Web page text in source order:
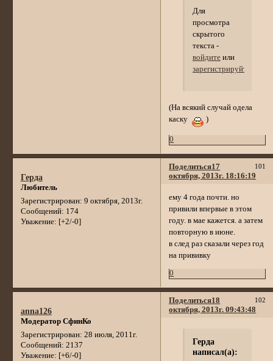
Для
просмотра
скрытого
текста -
войдитеили
зарегистрируйтесь
(На всякий случай одела
каску
)
0
Поделиться 101
17
октября, 2013г. 18:16:19
Герда
Любитель
Зарегистрирован: 9 октября, 2013г.
Сообщений: 174
Уважение: [+2/-0]
ему 4 года почти. но
привили впервые в этом
году. в мае кажется. а затем
повторную в июне.
в след раз сказали через год
на прививку
0
Поделиться 102
18
октября, 2013г. 09:43:48
anna126
Модератор СфинКо
Зарегистрирован: 28 июля, 2011г.
Сообщений: 2137
Уважение: [+6/-0]
Герда
написал(а):